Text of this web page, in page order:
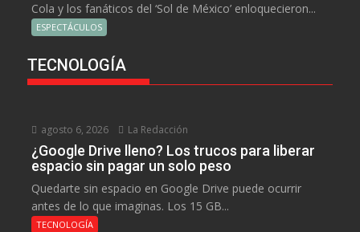
Cola y los fanáticos del ‘Sol de México’ enloquecieron...
ESPECTÁCULOS
TECNOLOGÍA
agosto 6, 2026 La Redacción
¿Google Drive lleno? Los trucos para liberar
espacio sin pagar un solo peso
Quedarte sin espacio en Google Drive puede ocurrir
antes de lo que imaginas. Los 15 GB...
TECNOLOGÍA